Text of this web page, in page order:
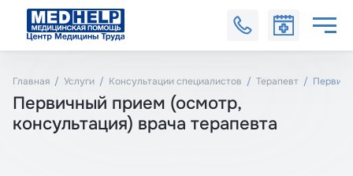
Главная Услуги Консультации специалистов Терапевт
Первичный прием (осмотр,
консультация) врача терапевта